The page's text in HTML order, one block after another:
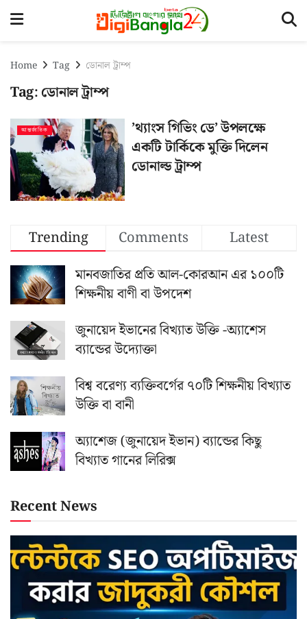
Home Tag ডোনাল ট্রাম্প
Tag:ডোনাল ট্রাম্প
আন্তর্জাতিক
’থ্যাংস গিভিং ডে’ উপলক্ষে
একটি টার্কিকে মুক্তি দিলেন
ডোনাল্ড ট্রাম্প
Trending Comments
Latest
মানবজাতির প্রতি আল-কোরআন এর ১০০টি
শিক্ষনীয় বাণী বা উপদেশ
জুনায়েদ ইভানের বিখ্যাত উক্তি -অ্যাশেস
ব্যান্ডের উদ্যোক্তা
বিশ্ব বরেণ্য ব্যক্তিবর্গের ৭০টি শিক্ষনীয় বিখ্যাত
উক্তি বা বানী
অ্যাশেজ (জুনায়েদ ইভান) ব্যান্ডের কিছু
বিখ্যাত গানের লিরিক্স
Recent News